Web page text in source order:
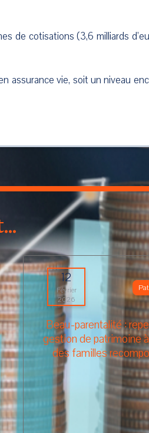
de cotisations (3,6 milliards
assurance vie, soit un niveau
12
Février
2026
Beau-parentalité :
gestion de patrimoine
des familles